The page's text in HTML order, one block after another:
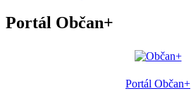
Portál Občan+
Portál Občan+